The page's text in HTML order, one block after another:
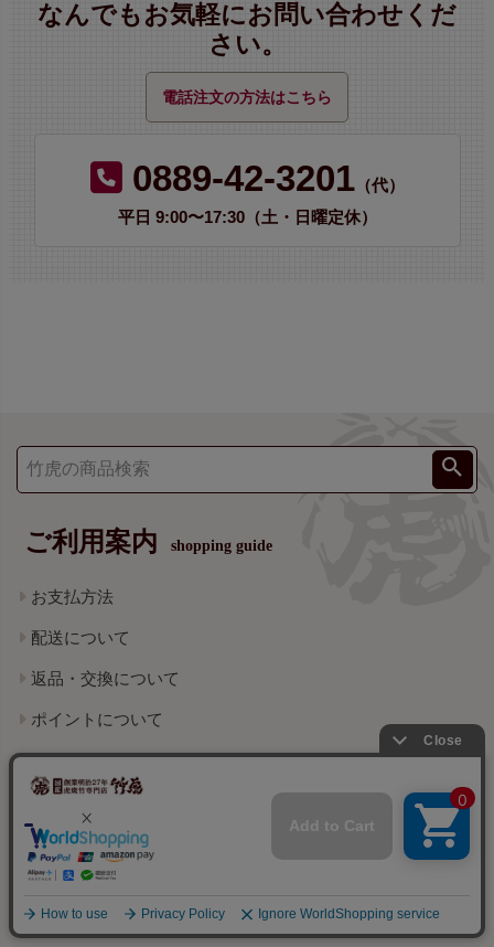
なんでもお気軽にお問い合わせくだ
さい。
電話注文の方法はこちら
0889-42-3201（代）
平日 9:00〜17:30（土・日曜定休）
ご利用案内 shopping guide
お支払方法
配送について
返品・交換について
ポイントについて
ギフトについて
竹製品のお手入れ方法
会社概要
特定商取引法に基づく表示
個人情報の取り扱いについて